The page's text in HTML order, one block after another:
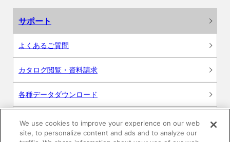
サポート
よくあるご質問
カタログ閲覧・資料請求
各種データダウンロード
WEB見積・各種シミュレーション
We use cookies to improve your experience on our web
site, to personalize content and ads and to analyze our